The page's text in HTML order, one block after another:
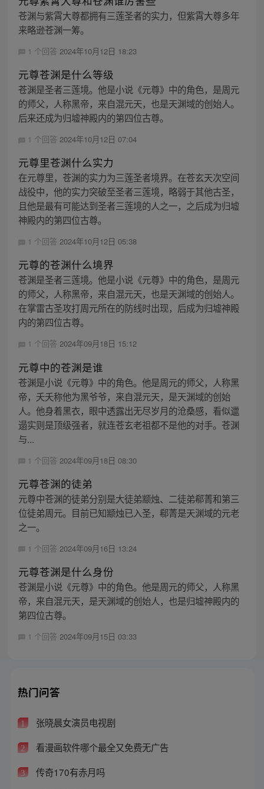
苍渊与紫霄大尊都拥有三莲圣者的实力，但紫霄大尊多年
来略逊苍渊一筹。
1 个回答 2024年10月12日 18:23
元尊苍渊是什么等级
苍渊是圣者三莲境。他是小说《元尊》中的角色，是周元
的师父，人称黑帝，来自混元天，也是天渊域的创始人。
后来还成为归墟神殿内的第四位古尊。
1 个回答 2024年10月12日 07:04
元尊里苍渊什么实力
在元尊里，苍渊的实力为三莲圣者境界。在苍玄天次空间
战役中，他的实力突破至圣者三莲境，略弱于其他古圣，
且他是最有可能达到圣者三莲境的人之一，之后成为归墟
神殿内的第四位古尊。
1 个回答 2024年10月12日 05:38
元尊的苍渊什么境界
苍渊是圣者三莲境。他是小说《元尊》中的角色，是周元
的师父，人称黑帝，来自混元天，也是天渊域的创始人。
在掌雷古圣攻打周元所在的防线时出现，后成为归墟神殿
内的第四位古尊。
1 个回答 2024年09月18日 15:12
元尊中的苍渊是谁
苍渊是小说《元尊》中的角色。他是周元的师父，人称黑
帝，夭夭称他为黑爷爷，来自混元天，是天渊域的创始
人。他身着黑衣，眼中透露出无尽岁月的沧桑感，看似邋
遢实则是顶级强者，就连苍玄老祖都不是他的对手。苍渊
与...
1 个回答 2024年09月18日 08:30
元尊苍渊的徒弟
元尊中苍渊的徒弟分别是大徒弟颛烛、二徒弟郗菁和第三
位徒弟周元。目前已知颛烛已入圣，郗菁是天渊域的元老
之一。
1 个回答 2024年09月16日 13:24
元尊苍渊是什么身份
苍渊是小说《元尊》中的角色。他是周元的师父，人称黑
帝，来自混元天，是天渊域的创始人，也是归墟神殿内的
第四位古尊。
1 个回答 2024年09月15日 03:33
热门问答
1 张晓晨女演员电视剧
2 看漫画软件哪个最全又免费无广告
3 传奇170有赤月吗